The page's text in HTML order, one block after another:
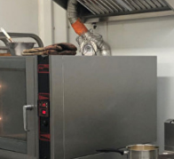
voir le
bien